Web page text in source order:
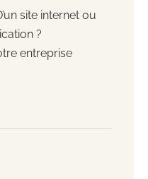
site internet ou
?
entreprise